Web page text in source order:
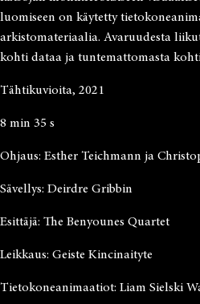
luomiseen on käytetty
arkistomateriaalia. Avaruudesta
kohti dataa ja tuntemattomasta
Tähtikuvioita, 2021
8 min 35 s
Ohjaus: Esther Teichmann ja
Sävellys: Deirdre Gribbin
Esittäjä: The Benyounes Quartet
Leikkaus: Geiste Kincinaityte
Tietokoneanimaatiot: Liam Sielski